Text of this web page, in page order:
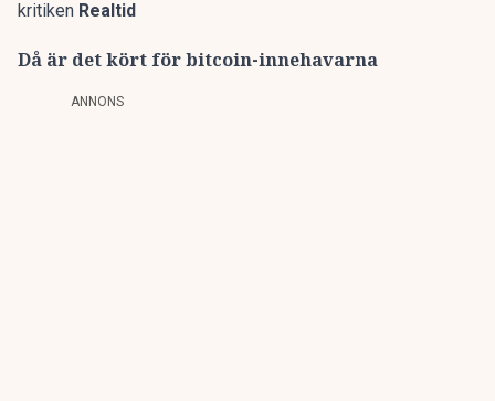
kritiken Realtid
Då är det kört för bitcoin-innehavarna
ANNONS